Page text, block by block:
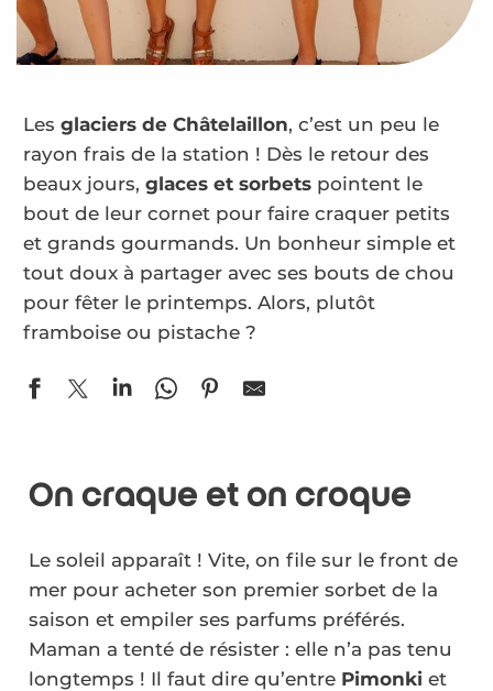
Lesglaciers de Châtelaillon, c’est un peu le
rayon frais de la station ! Dès le retour des
beaux jours,glaces et sorbets pointent le
bout de leur cornet pour faire craquer petits
et grands gourmands. Un bonheur simple et
tout doux à partager avec ses bouts de chou
pour fêter le printemps. Alors, plutôt
framboise ou pistache ?
On craque et on croque
Le soleil apparaît ! Vite, on file sur le front de
mer pour acheter son premier sorbet de la
saison et empiler ses parfums préférés.
Maman a tenté de résister : elle n’a pas tenu
longtemps ! Il faut dire qu’entre Pimonki et